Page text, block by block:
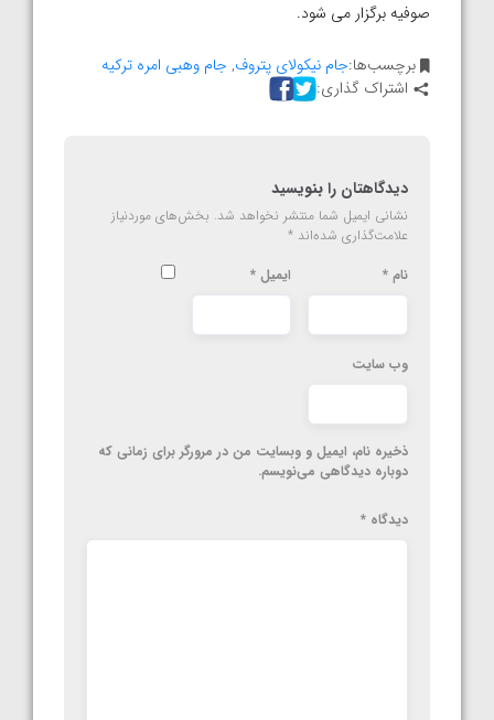
صوفیه برگزار می شود.
برچسب‌ها:جام نیکولای پتروف, جام وهبی امره ترکیه
اشتراک گذاری:
دیدگاهتان را بنویسید
نشانی ایمیل شما منتشر نخواهد شد. بخش‌های موردنیاز
علامت‌گذاری شده‌اند *
نام * ایمیل *
وب‌ سایت
ذخیره نام، ایمیل و وبسایت من در مرورگر برای زمانی که
دوباره دیدگاهی می‌نویسم.
دیدگاه *